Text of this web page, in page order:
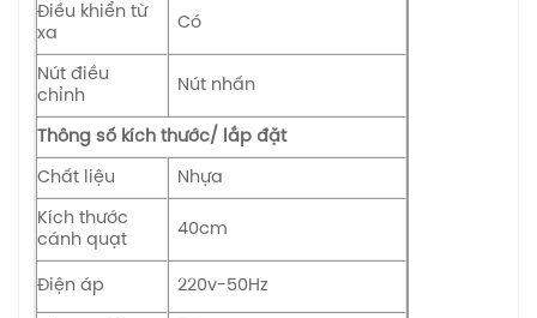
Điều khiển từ
xa
Có
Nút điều
chỉnh
Nút nhấn
Thông số kích thước/ lắp đặt
Chất liệu Nhựa
Kích thước
cánh quạt
40cm
Điện áp 220v-50Hz